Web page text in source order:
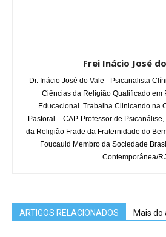
Frei Inácio José
Dr. Inácio José do Vale - Psicanalista
Ciências da Religião Qualificado em
Educacional. Trabalha Clinicando na
Pastoral – CAP. Professor de
da Religião Frade da Fraternidade do
Foucauld Membro da Sociedade
Contemporânea/
ARTIGOS RELACIONADOS Mais do